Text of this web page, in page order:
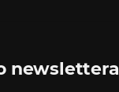
newslettera